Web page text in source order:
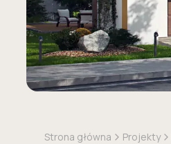
Strona główna Projekty